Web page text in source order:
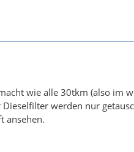
wie alle 30tkm (also im
werden nur
ansehen.